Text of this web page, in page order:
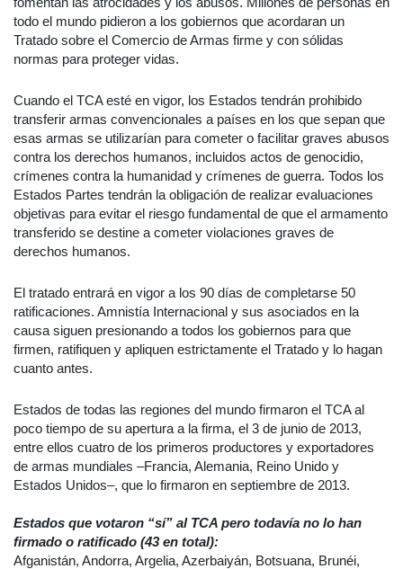
todo el mundo pidieron a los gobiernos que acordaran un
Tratado sobre el Comercio de Armas firme y con sólidas
normas para proteger vidas.
Cuando el TCA esté en vigor, los Estados tendrán prohibido
transferir armas convencionales a países en los que sepan que
esas armas se utilizarían para cometer o facilitar graves abusos
contra los derechos humanos, incluidos actos de genocidio,
crímenes contra la humanidad y crímenes de guerra. Todos los
Estados Partes tendrán la obligación de realizar evaluaciones
objetivas para evitar el riesgo fundamental de que el armamento
transferido se destine a cometer violaciones graves de
derechos humanos.
El tratado entrará en vigor a los 90 días de completarse 50
ratificaciones. Amnistía Internacional y sus asociados en la
causa siguen presionando a todos los gobiernos para que
firmen, ratifiquen y apliquen estrictamente el Tratado y lo hagan
cuanto antes.
Estados de todas las regiones del mundo firmaron el TCA al
poco tiempo de su apertura a la firma, el 3 de junio de 2013,
entre ellos cuatro de los primeros productores y exportadores
de armas mundiales –Francia, Alemania, Reino Unido y
Estados Unidos–, que lo firmaron en septiembre de 2013.
Estados que votaron “sí” al TCA pero todavía no lo han
firmado o ratificado (43 en total):
Afganistán, Andorra, Argelia, Azerbaiyán, Botsuana, Brunéi,